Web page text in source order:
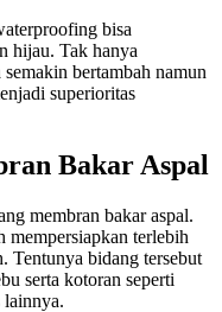
bisa
hijau. Tak hanya
bertambah namun
superioritas
Bakar Aspal
membran bakar aspal.
mempersiapkan terlebih
Tentunya bidang tersebut
serta kotoran seperti